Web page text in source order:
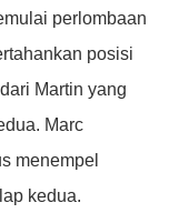
perlombaan
posisi
Martin yang
Marc
menempel
kedua.